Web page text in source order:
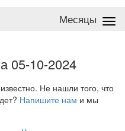
Месяцы
05-10-2024
Не нашли того, что
Напишите нам и мы